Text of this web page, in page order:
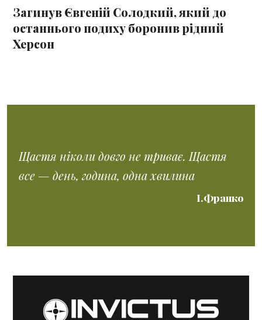
Загинув Євгеній Солодкий, який до
останнього подиху боронив рідний
Херсон
Щастя ніколи довго не триває. Щастя
все — день, година, одна хвилина
І.Франко